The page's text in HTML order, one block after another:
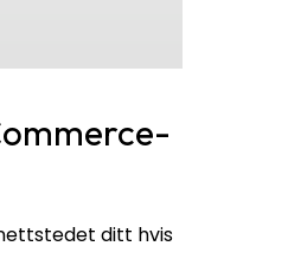
ditt hvis